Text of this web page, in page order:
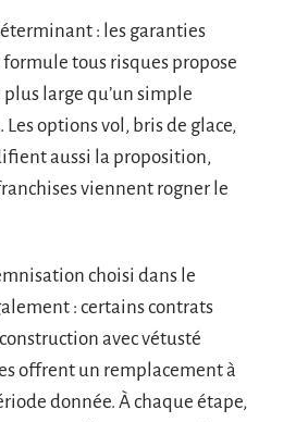
: les garanties
formule tous risques propose
large qu’un simple
options vol, bris de glace,
aussi la proposition,
viennent rogner le
choisi dans le
: certains contrats
avec vétusté
offrent un remplacement à
donnée. À chaque étape,